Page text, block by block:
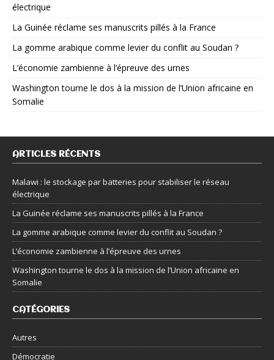
électrique
La Guinée réclame ses manuscrits pillés à la France
La gomme arabique comme levier du conflit au Soudan ?
L’économie zambienne à l’épreuve des urnes
Washington tourne le dos à la mission de l’Union africaine en
Somalie
ARTICLES RÉCENTS
Malawi : le stockage par batteries pour stabiliser le réseau
électrique
La Guinée réclame ses manuscrits pillés à la France
La gomme arabique comme levier du conflit au Soudan ?
L’économie zambienne à l’épreuve des urnes
Washington tourne le dos à la mission de l’Union africaine en
Somalie
CATÉGORIES
Autres
Démocratie